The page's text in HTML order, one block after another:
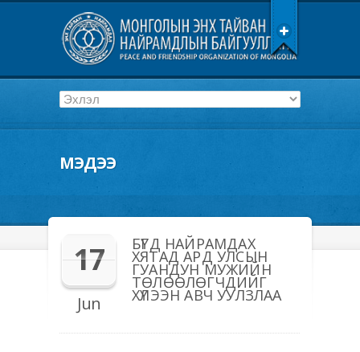
МЭДЭЭ
17
Jun
БҮГД НАЙРАМДАХ
ХЯТАД АРД УЛСЫН
ГУАНДУН МУЖИЙН
ТӨЛӨӨЛӨГЧДИЙГ
ХҮЛЭЭН АВЧ УУЛЗЛАА